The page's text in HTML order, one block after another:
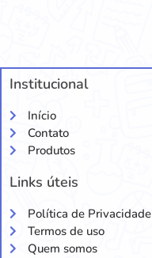
Institucional
Início
Contato
Produtos
Links úteis
Política de Privacidade
Termos de uso
Quem somos